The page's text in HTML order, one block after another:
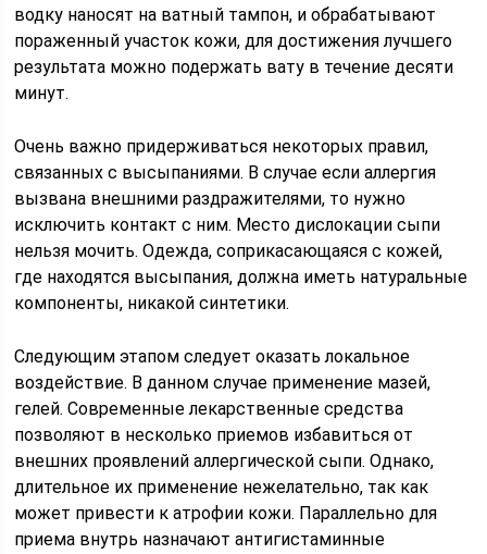
водку наносят на ватный тампон, и обрабатывают
пораженный участок кожи, для достижения лучшего
результата можно подержать вату в течение десяти
минут.
Очень важно придерживаться некоторых правил,
связанных с высыпаниями. В случае если аллергия
вызвана внешними раздражителями, то нужно
исключить контакт с ним. Место дислокации сыпи
нельзя мочить. Одежда, соприкасающаяся с кожей,
где находятся высыпания, должна иметь натуральные
компоненты, никакой синтетики.
Следующим этапом следует оказать локальное
воздействие. В данном случае применение мазей,
гелей. Современные лекарственные средства
позволяют в несколько приемов избавиться от
внешних проявлений аллергической сыпи. Однако,
длительное их применение нежелательно, так как
может привести к атрофии кожи. Параллельно для
приема внутрь назначают антигистаминные